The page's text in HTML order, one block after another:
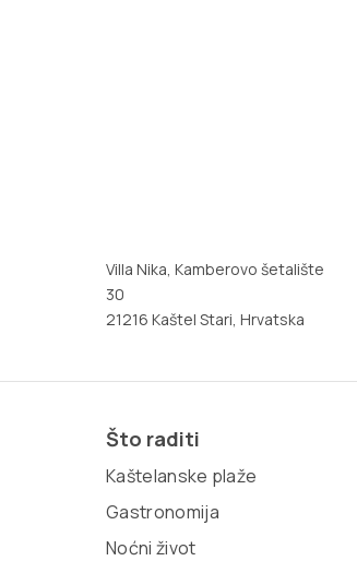
Villa Nika, Kamberovo šetalište
30
21216 Kaštel Stari, Hrvatska
Što raditi
Kaštelanske plaže
Gastronomija
Noćni život